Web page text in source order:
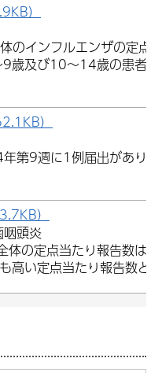
）
のインフルエンザの定点
9歳及び10～14歳の患者
）
第9週に1例届出があり
）
頭炎
の定点当たり報告数は
高い定点当たり報告数と